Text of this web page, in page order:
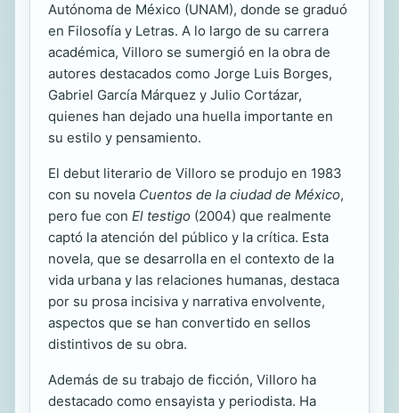
Autónoma de México (UNAM), donde se graduó
en Filosofía y Letras. A lo largo de su carrera
académica, Villoro se sumergió en la obra de
autores destacados como Jorge Luis Borges,
Gabriel García Márquez y Julio Cortázar,
quienes han dejado una huella importante en
su estilo y pensamiento.
El debut literario de Villoro se produjo en 1983
con su novela Cuentos de la ciudad de México,
pero fue con El testigo (2004) que realmente
captó la atención del público y la crítica. Esta
novela, que se desarrolla en el contexto de la
vida urbana y las relaciones humanas, destaca
por su prosa incisiva y narrativa envolvente,
aspectos que se han convertido en sellos
distintivos de su obra.
Además de su trabajo de ficción, Villoro ha
destacado como ensayista y periodista. Ha